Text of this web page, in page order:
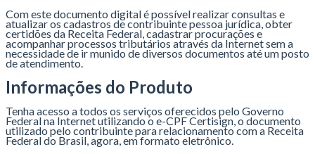
Com este documento digital é possível realizar consultas e
atualizar os cadastros de contribuinte pessoa jurídica, obter
certidões da Receita Federal, cadastrar procurações e
acompanhar processos tributários através da Internet sem a
necessidade de ir munido de diversos documentos até um posto
de atendimento.
Informações do Produto
Tenha acesso a todos os serviços oferecidos pelo Governo
Federal na Internet utilizando o e-CPF Certisign, o documento
utilizado pelo contribuinte para relacionamento com a Receita
Federal do Brasil, agora, em formato eletrônico.